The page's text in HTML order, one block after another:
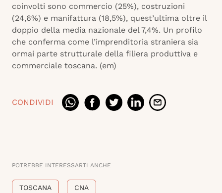
coinvolti sono commercio (25%), costruzioni
(24,6%) e manifattura (18,5%), quest’ultima oltre il
doppio della media nazionale del 7,4%. Un profilo
che conferma come l’imprenditoria straniera sia
ormai parte strutturale della filiera produttiva e
commerciale toscana. (em)
CONDIVIDI
POTREBBE INTERESSARTI ANCHE
TOSCANA CNA